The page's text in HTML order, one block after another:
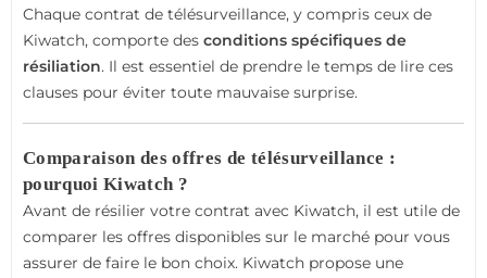
Chaque contrat de télésurveillance, y compris ceux de
Kiwatch, comporte des conditions spécifiques de
résiliation. Il est essentiel de prendre le temps de lire ces
clauses pour éviter toute mauvaise surprise.
Comparaison des offres de télésurveillance :
pourquoi Kiwatch ?
Avant de résilier votre contrat avec Kiwatch, il est utile de
comparer les offres disponibles sur le marché pour vous
assurer de faire le bon choix. Kiwatch propose une